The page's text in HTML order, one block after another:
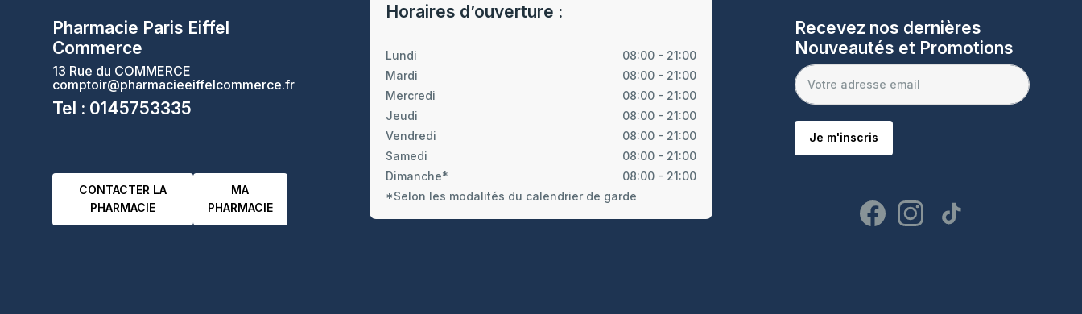
Pharmacie Paris Eiffel
Commerce
13 Rue du COMMERCE
comptoir@pharmacieeiffelcommerce.fr
Tel : 0145753335
CONTACTER LA
PHARMACIE
MA
PHARMACIE
Horaires d’ouverture :
Lundi
08:00 - 21:00
Mardi
08:00 - 21:00
Mercredi
08:00 - 21:00
Jeudi
08:00 - 21:00
Vendredi
08:00 - 21:00
Samedi
08:00 - 21:00
Dimanche*
08:00 - 21:00
*Selon les modalités du calendrier de garde
Recevez nos dernières
Nouveautés et Promotions
Je m'inscris